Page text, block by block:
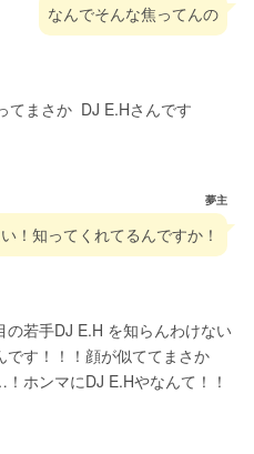
なんでそんな焦ってんの
てまさか  DJ E.Hさんです
夢主
！知ってくれてるんですか！
の若手DJ E.H を知らんわけない
す！！！顔が似ててまさか
ホンマにDJ E.Hやなんて！！